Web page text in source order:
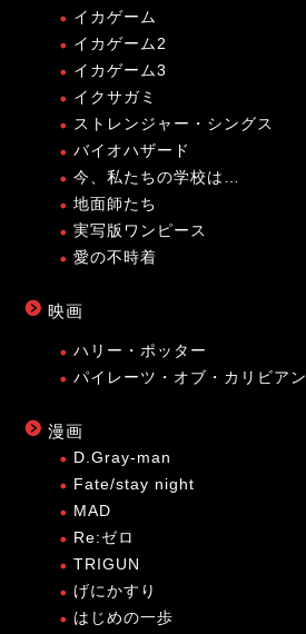
イカゲーム
イカゲーム2
イカゲーム3
イクサガミ
ストレンジャー・シングス
バイオハザード
今、私たちの学校は…
地面師たち
実写版ワンピース
愛の不時着
映画
ハリー・ポッター
パイレーツ・オブ・カリビアン
漫画
D.Gray-man
Fate/stay night
MAD
Re:ゼロ
TRIGUN
げにかすり
はじめの一歩